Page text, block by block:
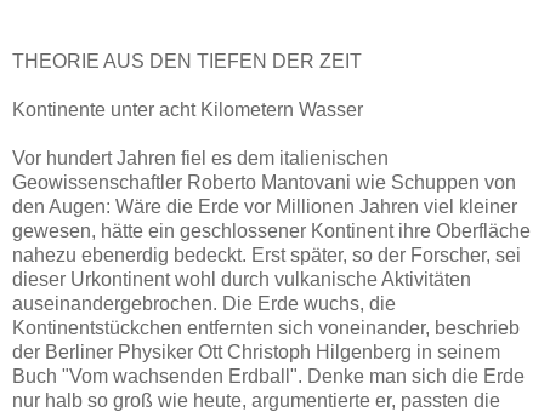
THEORIE AUS DEN TIEFEN DER ZEIT
Kontinente unter acht Kilometern Wasser
Vor hundert Jahren fiel es dem italienischen
Geowissenschaftler Roberto Mantovani wie Schuppen von
den Augen: Wäre die Erde vor Millionen Jahren viel kleiner
gewesen, hätte ein geschlossener Kontinent ihre Oberfläche
nahezu ebenerdig bedeckt. Erst später, so der Forscher, sei
dieser Urkontinent wohl durch vulkanische Aktivitäten
auseinandergebrochen. Die Erde wuchs, die
Kontinentstückchen entfernten sich voneinander, beschrieb
der Berliner Physiker Ott Christoph Hilgenberg in seinem
Buch "Vom wachsenden Erdball". Denke man sich die Erde
nur halb so groß wie heute, argumentierte er, passten die